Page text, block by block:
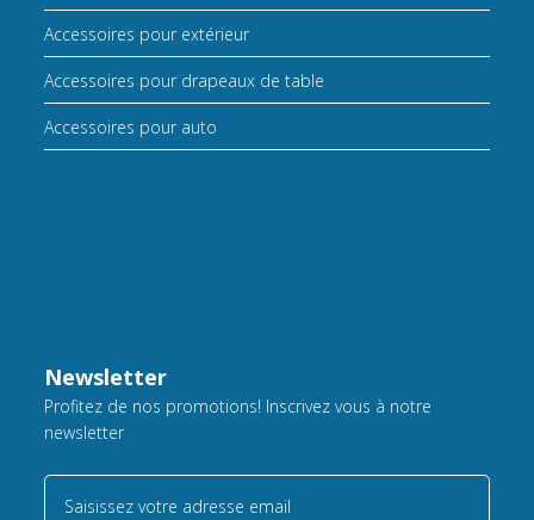
Accessoires pour extérieur
Accessoires pour drapeaux de table
Accessoires pour auto
Newsletter
Profitez de nos promotions! Inscrivez vous à notre
newsletter
Saisissez votre adresse email